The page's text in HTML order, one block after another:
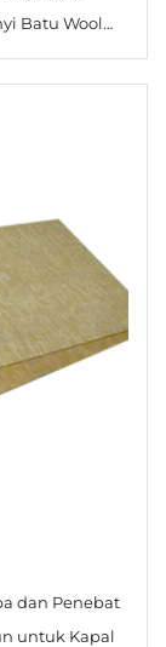
Batu Wool
dan Penebat
untuk Kapal